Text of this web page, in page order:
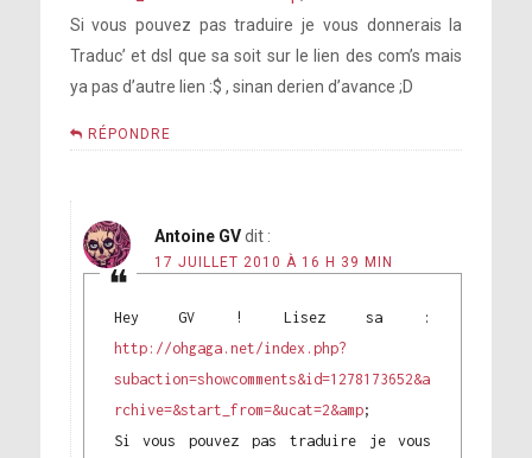
Si vous pouvez pas traduire je vous donnerais la
Traduc’ et dsl que sa soit sur le lien des com’s mais
ya pas d’autre lien :$ , sinan derien d’avance ;D
RÉPONDRE
Antoine GV dit :
17 JUILLET 2010 À 16 H 39 MIN
Hey GV ! Lisez sa :
http://ohgaga.net/index.php?
subaction=showcomments&id=1278173652&a
rchive=&start_from=&ucat=2&amp;
Si vous pouvez pas traduire je vous